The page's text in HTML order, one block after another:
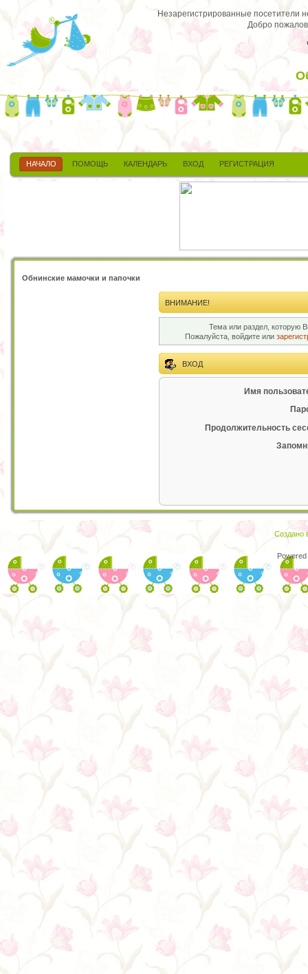
Незарегистрированные посетители
Добро
НАЧАЛО ПОМОЩЬ КАЛЕНДАРЬ ВХОД РЕГИСТРАЦИЯ
Обнинские мамочки и папочки
ВНИМАНИЕ!
Тема или раздел, которую
Пожалуйста, войдите или
ВХОД
Имя
Продолжительность
Создано